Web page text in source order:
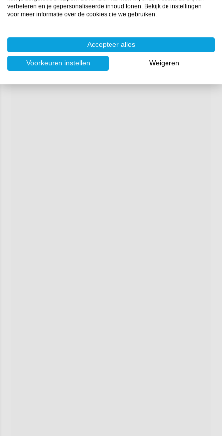
verbeteren en je gepersonaliseerde inhoud tonen. Bekijk de instellingen
voor meer informatie over de cookies die we gebruiken.
Accepteer alles
Voorkeuren instellen Weigeren